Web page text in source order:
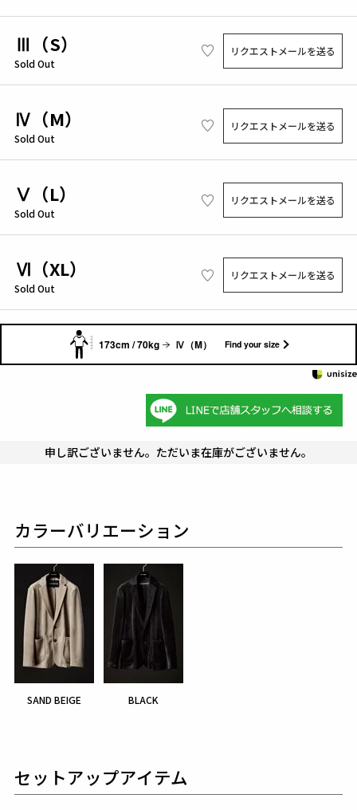
Ⅲ（S）
Sold Out
リクエストメールを送る
Ⅳ（M）
Sold Out
リクエストメールを送る
Ⅴ（L）
Sold Out
リクエストメールを送る
Ⅵ（XL）
Sold Out
リクエストメールを送る
173cm / 70kg Ⅳ（M） Find your size
申し訳ございません。ただいま在庫がございません。
カラーバリエーション
SAND BEIGE BLACK
セットアップアイテム